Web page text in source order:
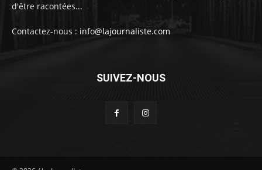
d'être racontées...
Contactez-nous : info@lajournaliste.com
SUIVEZ-NOUS